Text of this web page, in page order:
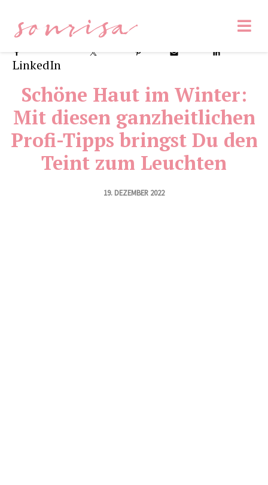
sonrisa
LinkedIn
Schöne Haut im Winter:
Mit diesen ganzheitlichen
Profi-Tipps bringst Du den
Teint zum Leuchten
19. DEZEMBER 2022